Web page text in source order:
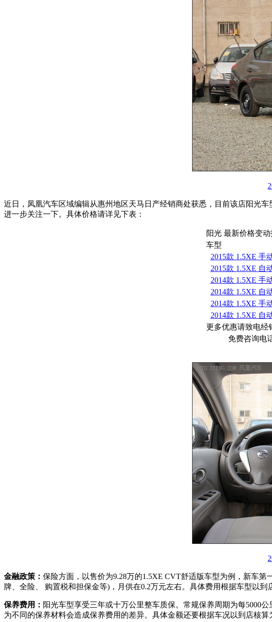
近日，凤凰汽车区域编辑从惠州地区天马日产经销商处获悉，目前该店阳光
进一步关注一下。具体价格请详见下表：
阳光 最新价格变
车型
2015款 1.5XE 手
2015款 1.5XE 自
2014款 1.5XE 手
2014款 1.5XE 自
2014款 1.5XE 手
2014款 1.5XE 自
更多优惠请致电经
免费咨询电
金融政策： 保险方面，以售价为9.28万的1.5XE CVT舒适版车型为例，新车
牌、全险、 购置税和担保金等)，月供在0.2万元左右。具体费用根据车型以到
保养费用： 阳光车型享受三年或十万公里整车质保。常规保养周期为每5000
为不同的保养材料会造成保养费用的差异。具体金额还要根据车况以到店核算